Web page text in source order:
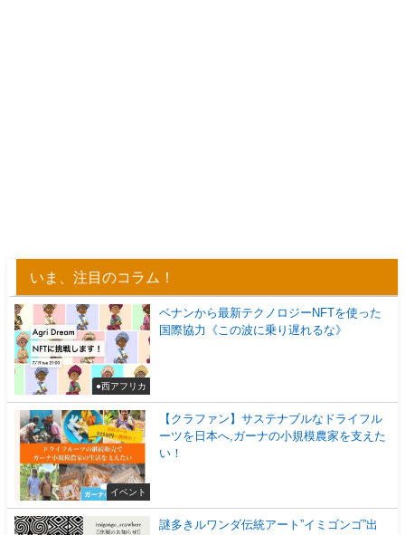
いま、注目のコラム！
●西アフリカ
ベナンから最新テクノロジーNFTを使った
国際協力《この波に乗り遅れるな》
イベント
【クラファン】サステナブルなドライフル
ーツを日本へ,ガーナの小規模農家を支えた
い！
謎多きルワンダ伝統アート”イミゴンゴ”出